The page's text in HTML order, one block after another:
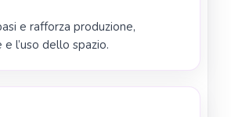
e rafforza produzione,
l’uso dello spazio.